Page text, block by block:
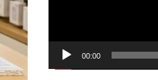
00:00